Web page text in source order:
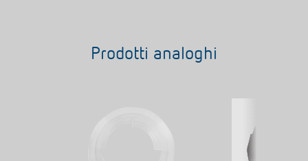
Prodotti analoghi